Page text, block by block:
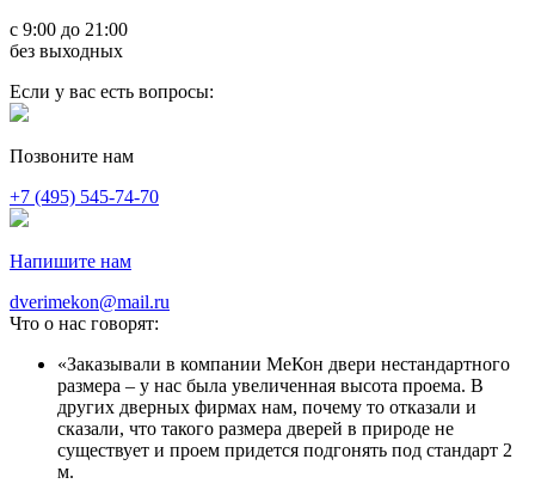
c 9:00 до 21:00
без выходных
Если у вас есть вопросы:
Позвоните нам
+7 (495) 545-74-70
Напишите нам
dverimekon@mail.ru
Что о нас говорят:
Заказывали в компании МеКон двери нестандартного
размера – у нас была увеличенная высота проема. В
других дверных фирмах нам, почему то отказали и
сказали, что такого размера дверей в природе не
существует и проем придется подгонять под стандарт 2
м.